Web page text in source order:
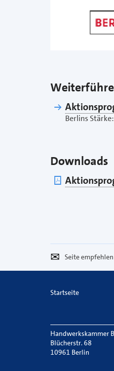
Berlins
Downloads
pdf
Seite
empfehlen
Per
E-
Mail
Startseite
Handwerkskammer
Blücherstr. 68
10961 Berlin